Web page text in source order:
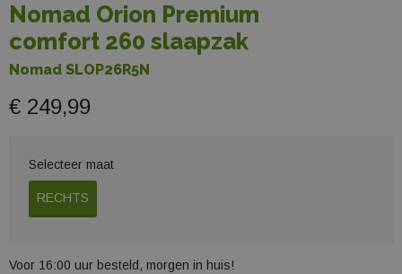
Nomad Orion Premium
comfort 260 slaapzak
Nomad SLOP26R5N
€ 249,99
Selecteer maat
RECHTS
Voor 16:00 uur besteld, morgen in huis!